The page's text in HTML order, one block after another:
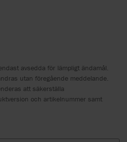
avsedda för lämpligt ändamål.
utan föregående meddelande.
att säkerställa
och artikelnummer samt